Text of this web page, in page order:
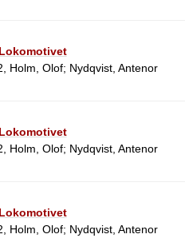
Holm, Olof; Nydqvist, Antenor
Holm, Olof; Nydqvist, Antenor
Holm, Olof; Nydqvist, Antenor